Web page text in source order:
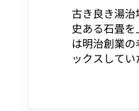
古き良き湯
史ある石畳
は明治創業
ックスしてい